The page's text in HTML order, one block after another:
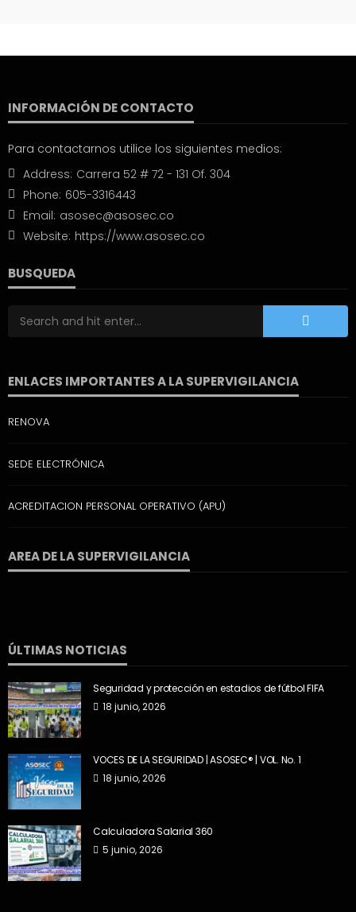
INFORMACIÓN DE CONTACTO
Para contactarnos utilice los siguientes medios:
Address: Carrera 52 # 72 - 131 Of. 304
Phone: 605-3316443
Email: asosec@asosec.co
Website: https://www.asosec.co
BUSQUEDA
ENLACES IMPORTANTES A LA SUPERVIGILANCIA
RENOVA
SEDE ELECTRÓNICA
ACREDITACION PERSONAL OPERATIVO (APU)
AREA DE LA SUPERVIGILANCIA
ÚLTIMAS NOTICIAS
Seguridad y protección en estadios de fútbol FIFA
18 junio, 2026
VOCES DE LA SEGURIDAD | ASOSEC® | VOL. No. 1
18 junio, 2026
Calculadora Salarial 360
5 junio, 2026